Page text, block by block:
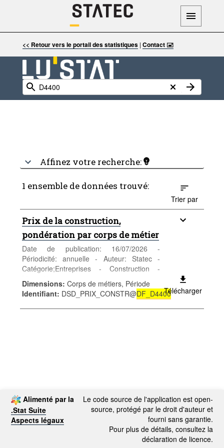
<< Retour vers le portail des statistiques| Contact 🖃
Affinez votre recherche:
1 ensemble de données trouvé:
Trier par
Prix de la construction,
pondération par corps de métier
Date de publication: 16/07/2026 -
Périodicité: annuelle - Auteur: Statec -
Catégorie;Entreprises - Construction -
Mots-clés: construction
***Remplace table DF_D4400***
Dimensions: Corps de métiers, Période
Identifiant: DSD_PRIX_CONSTR@DF_D4400Télécharger
Alimenté par la
.Stat Suite
Aspects légaux
Le code source de l'application est open-
source, protégé par le droit d'auteur et
fourni sans garantie.
Pour plus de détails, consultez la
déclaration de licence.